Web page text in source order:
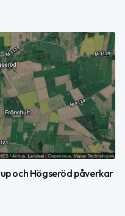
och Högseröd påverkar